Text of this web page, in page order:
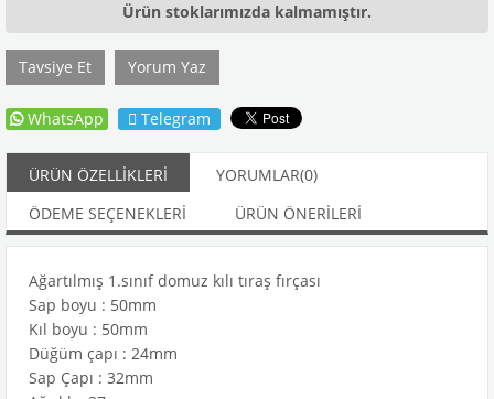
Ürün stoklarımızda kalmamıştır.
Tavsiye Et Yorum Yaz
WhatsApp Telegram
ÜRÜN ÖZELLIKLERI YORUMLAR(0)
ÖDEME SEÇENEKLERI
ÜRÜN ÖNERILERI
Ağartılmış 1.sınıf domuz kılı tıraş fırçası
Sap boyu : 50mm
Kıl boyu : 50mm
Düğüm çapı : 24mm
Sap Çapı : 32mm